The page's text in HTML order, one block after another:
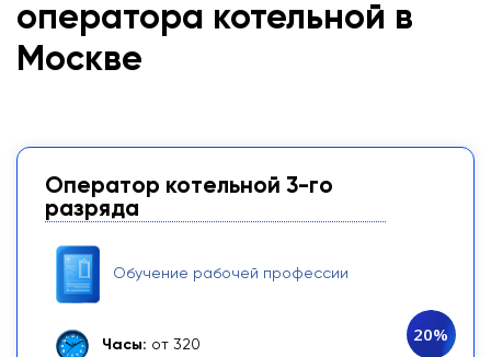
оператора котельной в
Москве
Оператор котельной 3-го
разряда
Обучение рабочей профессии
Часы: от 320
20%